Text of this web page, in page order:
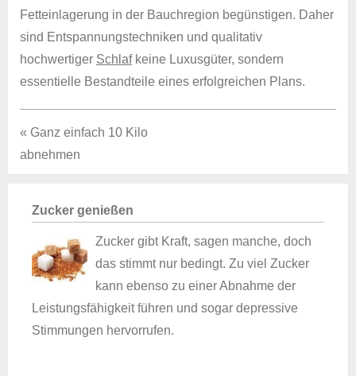
Fetteinlagerung in der Bauchregion begünstigen. Daher
sind Entspannungstechniken und qualitativ
hochwertiger Schlafkeine Luxusgüter, sondern
essentielle Bestandteile eines erfolgreichen Plans.
« Ganz einfach 10 Kilo
abnehmen
Zucker genießen
Zucker gibt Kraft, sagen manche, doch
das stimmt nur bedingt. Zu viel Zucker
kann ebenso zu einer Abnahme der
Leistungsfähigkeit führen und sogar depressive
Stimmungen hervorrufen.